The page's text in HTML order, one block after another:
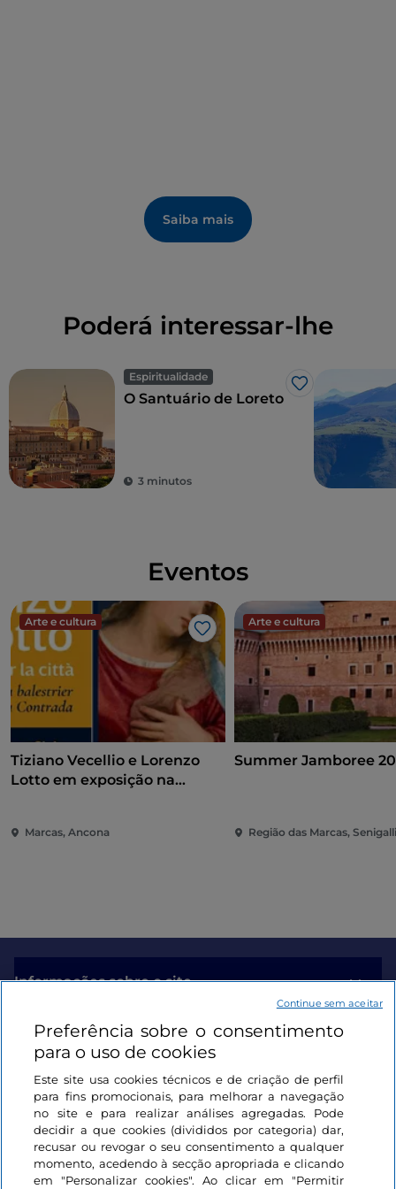
Saiba mais
Poderá interessar-lhe
Espiritualidade
Gosto
O Santuário de Loreto
3 minutos
Eventos
Arte e cultura
Gosto
Tiziano Vecellio e Lorenzo
Lotto em exposição na
Marcas, Ancona
Arte e cultura
Summer Jamboree
Região das Marcas,
Informações sobre o site
Ligações úteis
Iniciar sessão
Mantenha-se em contacto
Preferência sobre o consentimento
para o uso de cookies
Este site usa cookies técnicos e de criação de perfil
para fins promocionais, para melhorar a navegação
no site e para realizar análises agregadas. Pode
decidir a que cookies (divididos por categoria) dar,
recusar ou revogar o seu consentimento a qualquer
momento, acedendo à secção apropriada e clicando
em "Personalizar cookies". Ao clicar em "Permitir
Continue sem aceitar